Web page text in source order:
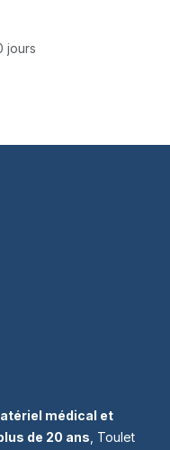
jours
médical et
de 20 ans , Toulet